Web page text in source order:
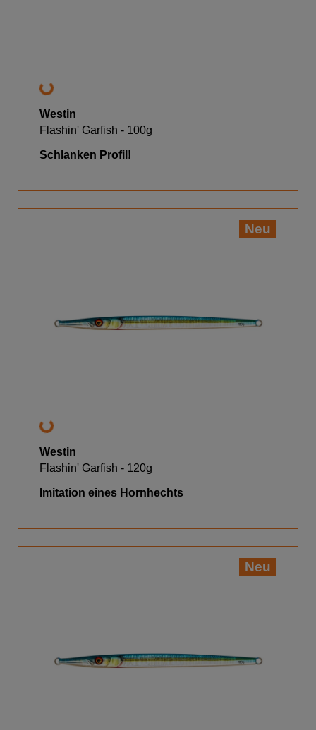
Westin
Flashin' Garfish - 100g
Schlanken Profil!
Neu
Westin
Flashin' Garfish - 120g
Imitation eines Hornhechts
Neu